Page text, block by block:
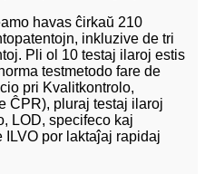
havas ĉirkaŭ 210
inkluzive de tri
Pli ol 10 testaj ilaroj estis
testmetodo fare de
pri Kvalitkontrolo,
ĈPR), pluraj testaj ilaroj
LOD, specifeco kaj
por laktaĵaj rapidaj